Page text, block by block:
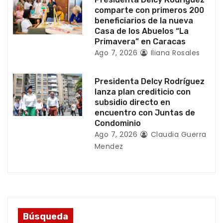
a
d
s
comparte con primeros 200
beneficiarios de la nueva
Casa de los Abuelos “La
Primavera” en Caracas
Ago 7, 2026 Iliana Rosales
Presidenta Delcy Rodríguez
lanza plan crediticio con
subsidio directo en
encuentro con Juntas de
Condominio
Ago 7, 2026
Claudia Guerra
Mendez
Búsqueda